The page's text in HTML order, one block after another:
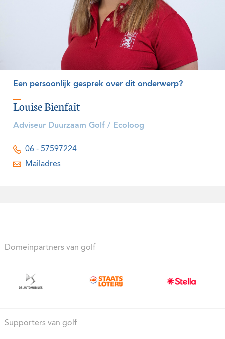
Een persoonlijk gesprek over dit onderwerp?
Louise Bienfait
Adviseur Duurzaam Golf / Ecoloog
06 - 57597224
Mailadres
Domeinpartners van golf
Supporters van golf